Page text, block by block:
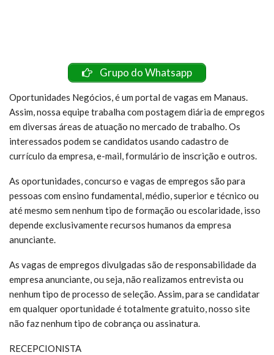
Grupo do Whatsapp
Oportunidades Negócios, é um portal de vagas em Manaus.
Assim, nossa equipe trabalha com postagem diária de empregos
em diversas áreas de atuação no mercado de trabalho. Os
interessados podem se candidatos usando cadastro de
currículo da empresa, e-mail, formulário de inscrição e outros.
As oportunidades, concurso e vagas de empregos são para
pessoas com ensino fundamental, médio, superior e técnico ou
até mesmo sem nenhum tipo de formação ou escolaridade, isso
depende exclusivamente recursos humanos da empresa
anunciante.
As vagas de empregos divulgadas são de responsabilidade da
empresa anunciante, ou seja, não realizamos entrevista ou
nenhum tipo de processo de seleção. Assim, para se candidatar
em qualquer oportunidade é totalmente gratuito, nosso site
não faz nenhum tipo de cobrança ou assinatura.
RECEPCIONISTA